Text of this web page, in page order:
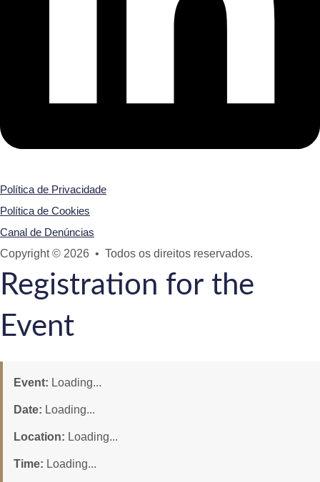
Política de Privacidade
Política de Cookies
Canal de Denúncias
Copyright © 2026 • Todos os direitos reservados.
Registration for the
Event
Event: Loading...
Date: Loading...
Location: Loading...
Time: Loading...